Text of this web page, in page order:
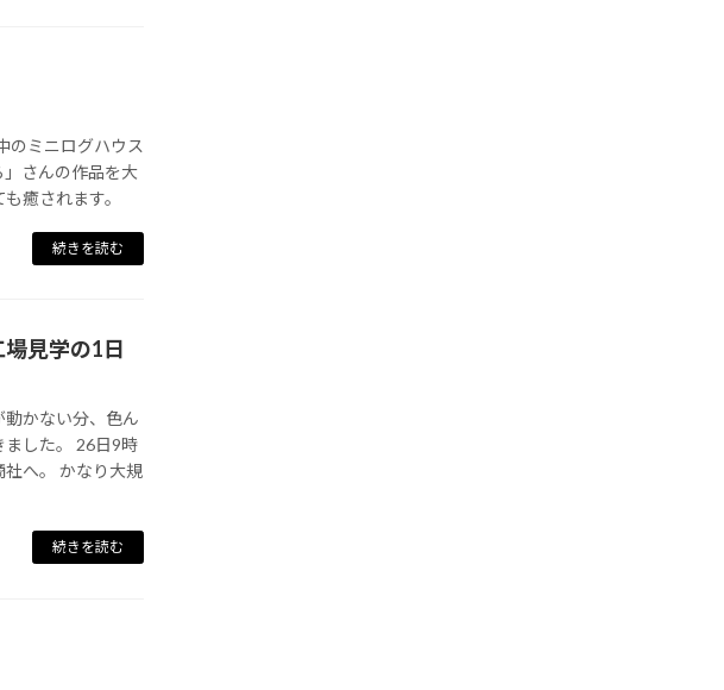
のミニログハウス
さんの作品を大
癒されます。
続きを読む
見学の1日
かない分、色ん
した。 26日9時
へ。 かなり大規
続きを読む